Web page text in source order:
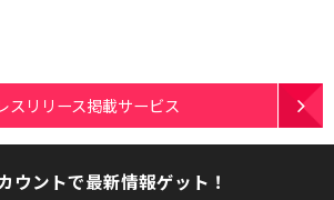
スリリース掲載サービス
ウントで最新情報ゲット！